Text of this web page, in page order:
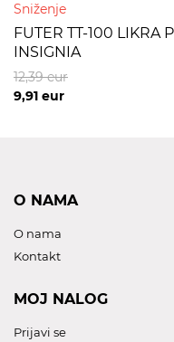
Sniženje
FUTER TT-100 LIKRA
INSIGNIA
9,91 eur
12,39eur
O NAMA
O nama
Kontakt
MOJ NALOG
Prijavi se